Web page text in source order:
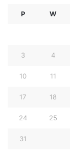
P W
3 4
10 11
17 18
24 25
31